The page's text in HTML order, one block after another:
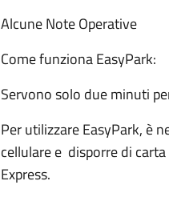
Alcune Note Operative
Come funziona EasyPark:
Servono solo due minuti
Per utilizzare EasyPark, è
cellulare e disporre di
Express.